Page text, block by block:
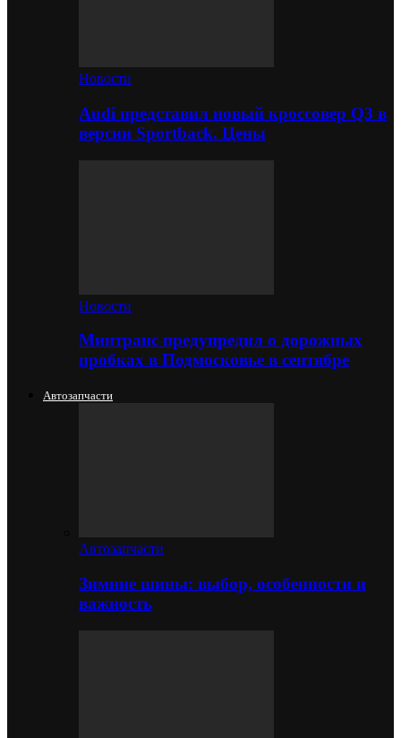
Новости
Audi представил новый кроссовер Q3 в
версии Sportback. Цены
Новости
Минтранс предупредил о дорожных
пробках в Подмосковье в сентябре
Автозапчасти
Автозапчасти
Зимние шины: выбор, особенности и
важность